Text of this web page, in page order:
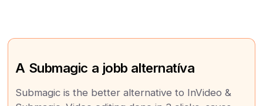
A Submagic a jobb alternatíva
Submagic is the better alternative to InVideo &